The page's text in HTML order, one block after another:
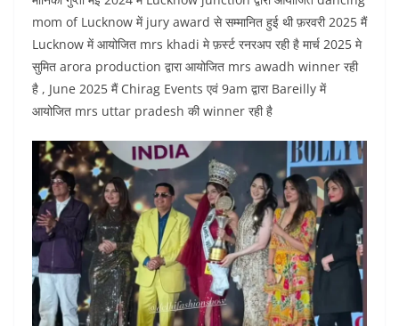
mom of Lucknow में jury award से सम्मानित हुई थी फ़रवरी 2025 मैं
Lucknow में आयोजित mrs khadi मे फ़र्स्ट रनरअप रही है मार्च 2025 मे
सुमित arora production द्वारा आयोजित mrs awadh winner रही
है , June 2025 मैं Chirag Events एवं 9am द्वारा Bareilly में
आयोजित mrs uttar pradesh की winner रही है